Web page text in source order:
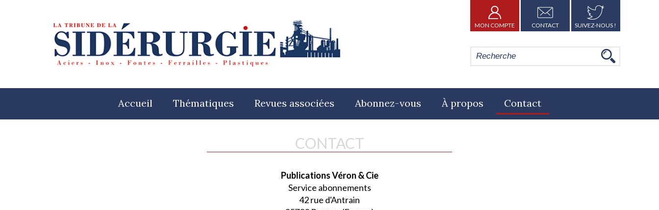
MON COMPTE CONTACT SUIVEZ-NOUS !
Accueil Thématiques Revues associées Abonnez-vous À propos Contact
CONTACT
Publications Véron & Cie
Service abonnements
42 rue d'Antrain